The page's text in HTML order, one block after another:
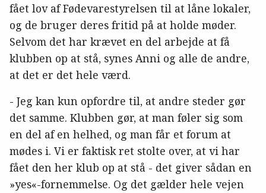
fået lov af Fødevarestyrelsen til at låne lokaler,
og de bruger deres fritid på at holde møder.
Selvom det har krævet en del arbejde at få
klubben op at stå, synes Anni og alle de andre,
at det er det hele værd.
- Jeg kan kun opfordre til, at andre steder gør
det samme. Klubben gør, at man føler sig som
en del af en helhed, og man får et forum at
mødes i. Vi er faktisk ret stolte over, at vi har
fået den her klub op at stå - det giver sådan en
»yes«-fornemmelse. Og det gælder hele vejen